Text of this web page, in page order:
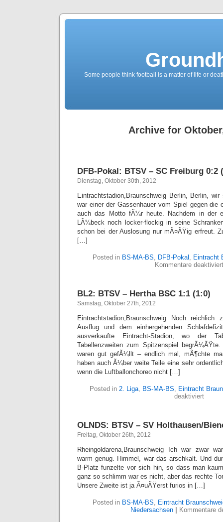
Some people think football is a matter of life or
Archive for
DFB-Pokal: BTSV – SC Freiburg 0:2
Dienstag, Oktober 30th, 2012
Eintrachtstadion,Braunschweig Berlin, Berlin,
war einer der Gassenhauer vom Spiel gegen die
auch das Motto fÃ¼r heute. Nachdem in der
LÃ¼beck noch locker-flockig in seine
schon bei der Auslosung nur mÃ¤ÃŸig erfreut.
[…]
Posted in BS-MA-BS, DFB-Pokal , Eintracht
Kommentare deaktiviert
BL2: BTSV – Hertha BSC 1:1 (1:0)
Samstag, Oktober 27th, 2012
Eintrachtstadion,Braunschweig Noch reichlich
Ausflug und dem einhergehenden
ausverkaufte Eintracht-Stadion, wo der
Tabellenzweiten zum Spitzenspiel
waren gut gefÃ¼llt – endlich mal, mÃ¶chte
haben auch Ã¼ber weite Teile eine sehr
wenn die Luftballonchoreo nicht […]
Posted in 2. Liga, BS-MA-BS, Eintracht
deaktiviertfür
Hertha
OLNDS: BTSV – SV Holthausen/
Freitag, Oktober 26th, 2012
Rheingoldarena,Braunschweig Ich war zwar
warm genug. Himmel, war das arschkalt. Und
B-Platz funzelte vor sich hin, so dass man
ganz so schlimm war es nicht, aber das rechte
Unsere Zweite ist ja Ã¤uÃŸerst furios in […]
Posted in BS-MA-BS, Eintracht
Niedersachsen
Kommentare